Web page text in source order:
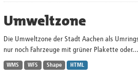
Umweltzone
Die Umweltzone der Stadt Aachen als
nur noch Fahrzeuge mit grüner Plakette oder...
WMS WFS Shape HTML